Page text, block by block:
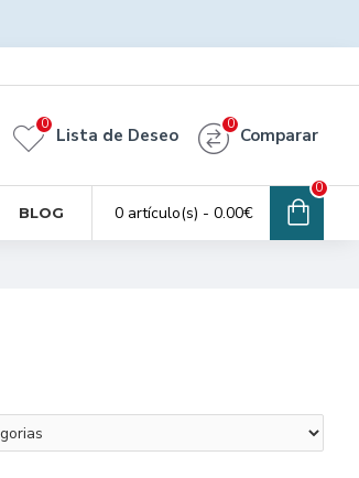
Lista de Deseo
0
Comparar
0
BLOG 0 artículo(s) - 0.00€
0